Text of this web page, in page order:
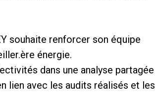
souhaite renforcer son équipe
énergie.
dans une analyse partagée
lien avec les audits réalisés et les